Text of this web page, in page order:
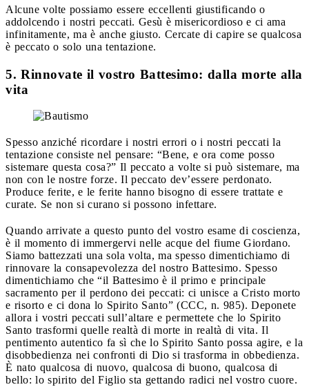
Alcune volte possiamo essere eccellenti giustificando o
addolcendo i nostri peccati. Gesù è misericordioso e ci ama
infinitamente, ma è anche giusto. Cercate di capire se qualcosa
è peccato o solo una tentazione.
5. Rinnovate il vostro Battesimo: dalla morte alla
vita
Spesso anziché ricordare i nostri errori o i nostri peccati la
tentazione consiste nel pensare: “Bene, e ora come posso
sistemare questa cosa?” Il peccato a volte si può sistemare, ma
non con le nostre forze. Il peccato dev’essere perdonato.
Produce ferite, e le ferite hanno bisogno di essere trattate e
curate. Se non si curano si possono infettare.
Quando arrivate a questo punto del vostro esame di coscienza,
è il momento di immergervi nelle acque del fiume Giordano.
Siamo battezzati una sola volta, ma spesso dimentichiamo di
rinnovare la consapevolezza del nostro Battesimo. Spesso
dimentichiamo che “il Battesimo è il primo e principale
sacramento per il perdono dei peccati: ci unisce a Cristo morto
e risorto e ci dona lo Spirito Santo” (CCC, n. 985). Deponete
allora i vostri peccati sull’altare e permettete che lo Spirito
Santo trasformi quelle realtà di morte in realtà di vita. Il
pentimento autentico fa sì che lo Spirito Santo possa agire, e la
disobbedienza nei confronti di Dio si trasforma in obbedienza.
È nato qualcosa di nuovo, qualcosa di buono, qualcosa di
bello: lo spirito del Figlio sta gettando radici nel vostro cuore.